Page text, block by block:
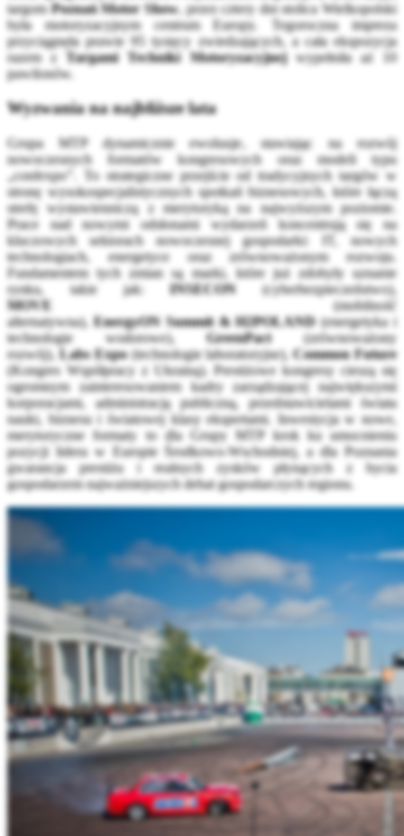
targom Poznań Motor Show, przez cztery dni stolica Wielkopolski
była motoryzacyjnym centrum Europy. Tegoroczna impreza
przyciągnęła prawie 95 tysięcy zwiedzających, a cała ekspozycja
razem z
Targami Techniki Motoryzacyjnejwypełniła aż 10
pawilonów.
Wyzwania na najbliższe lata
Grupa MTP dynamicznie ewoluuje, stawiając na rozwój
nowoczesnych formatów kongresowych oraz modeli typu
„confexpo”. To strategiczne przejście od tradycyjnych targów w
stronę wysokospecjalistycznych spotkań biznesowych, które łączą
strefę wystawienniczą z merytoryką na najwyższym poziomie.
Prace nad nowymi odsłonami wydarzeń koncentrują się na
kluczowych sektorach nowoczesnej gospodarki: IT, nowych
technologiach, energetyce oraz zrównoważonym rozwoju.
Fundamentem tych zmian są marki, które już zdobyły uznanie
rynku, takie jak:INSECON(cyberbezpieczeństwo),
MOVE
(mobilność
alternatywna), EnergyON Summit & H2POLAND(energetyka i
technologie wodorowe),GreenPact(zrównoważony
rozwój), Labs Expo(technologie laboratoryjne),Common Future
(Kongres Współpracy z Ukrainą). Prestiżowe kongresy cieszą się
ogromnym zainteresowaniem kadry zarządzającej największymi
korporacjami, administracją publiczną, przedstawicielami świata
nauki, biznesu i światowej klasy ekspertami. Inwestycja w nowe,
merytoryczne formaty to dla Grupy MTP krok ku umocnieniu
pozycji lidera w Europie Środkowo-Wschodniej, a dla Poznania
gwarancja prestiżu i realnych zysków płynących z bycia
gospodarzem najważniejszych debat gospodarczych regionu.